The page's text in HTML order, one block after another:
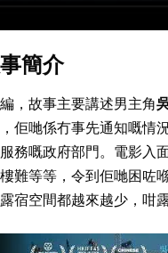
簡介
，故事主要講述男主角
佢哋係冇事先通知嘅情
務嘅政府部門。電影入
難等等，令到佢哋困咗
宿空間都越來越少，咁